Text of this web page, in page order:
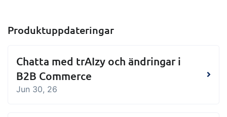
Produktuppdateringar
Chatta med trAIzy och ändringar i
B2B Commerce
Jun 30, 26